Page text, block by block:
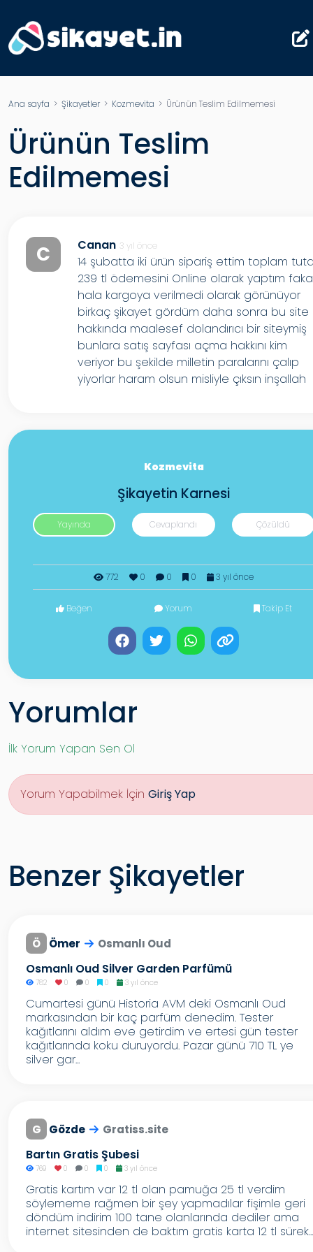
Ana sayfa > Şikayetler> Kozmevita > Ürünün Teslim Edilmemesi
Ürünün Teslim
Edilmemesi
C Canan 3 yıl önce
14 şubatta iki ürün sipariş ettim toplam
239 tl ödemesini Online olarak yaptım
hala kargoya verilmedi olarak görünüyor
birkaç şikayet gördüm daha sonra bu site
hakkında maalesef dolandırıcı bir siteymiş
bunlara satış sayfası açma hakkını kim
veriyor bu şekilde milletin paralarını çalıp
yiyorlar haram olsun misliyle çıksın inşallah
Kozmevita
Şikayetin Karnesi
Yayında Cevaplandı Çözüldü
772 0 0 0 3 yıl önce
Beğen Yorum Takip Et
Yorumlar
İlk Yorum Yapan Sen Ol
Yorum Yapabilmek İçin Giriş Yap
Benzer Şikayetler
Ö Ömer Osmanlı Oud
Osmanlı Oud Silver Garden Parfümü
782 0 0 0 3 yıl önce
Cumartesi günü Historia AVM deki Osmanlı Oud
markasından bir kaç parfüm denedim. Tester
kağıtlarını aldım eve getirdim ve ertesi gün tester
kağıtlarında koku duruyordu. Pazar günü 710 TL ye
silver gar...
G Gözde Gratiss.site
Bartın Gratis Şubesi
769 0 0 0 3 yıl önce
Gratis kartım var 12 tl olan pamuğa 25 tl verdim
söylememe rağmen bir şey yapmadılar fişimle geri
döndüm indirim 100 tane olanlarında dediler ama
internet sitesinden de baktım gratis karta 12 tl sürek...